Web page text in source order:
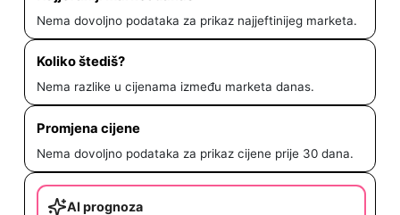
Nema dovoljno podataka za prikaz najjeftinijeg marketa.
Koliko štediš?
Nema razlike u cijenama između marketa danas.
Promjena cijene
Nema dovoljno podataka za prikaz cijene prije 30 dana.
AI prognoza